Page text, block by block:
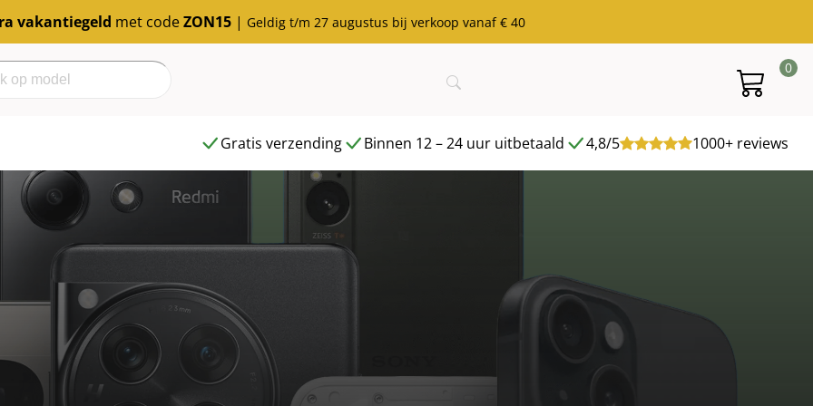
vakantiegeld met codeZON15| Geldig t/m 27 augustus bij verkoop vanaf € 40
0
Gratis verzending Binnen 12 – 24 uur uitbetaald 4,8/5 1000+ reviews